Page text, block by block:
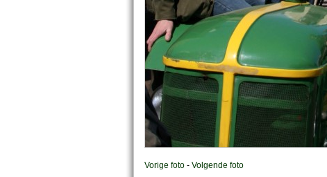
Vorige foto - Volgende foto